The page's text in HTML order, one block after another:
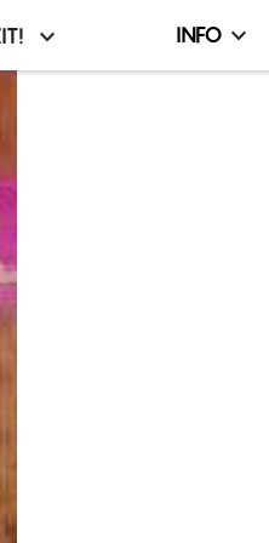
Infó,
INFO